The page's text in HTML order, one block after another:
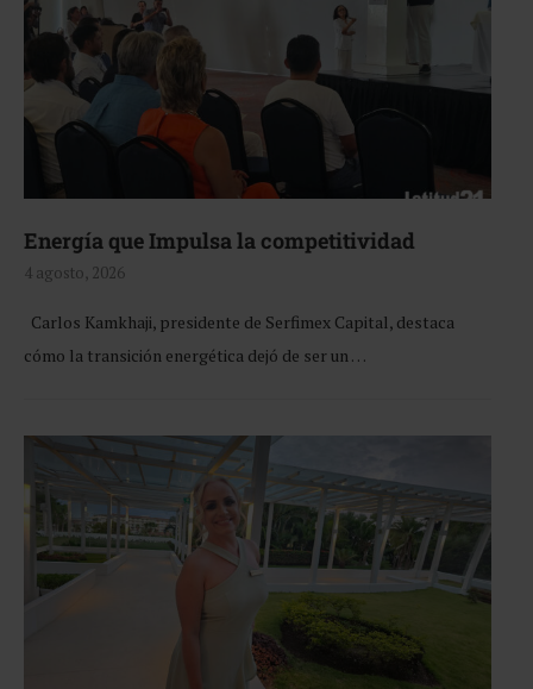
Energía que Impulsa la competitividad
4 agosto, 2026
Carlos Kamkhaji, presidente de Serfimex Capital, destaca
cómo la transición energética dejó de ser un …